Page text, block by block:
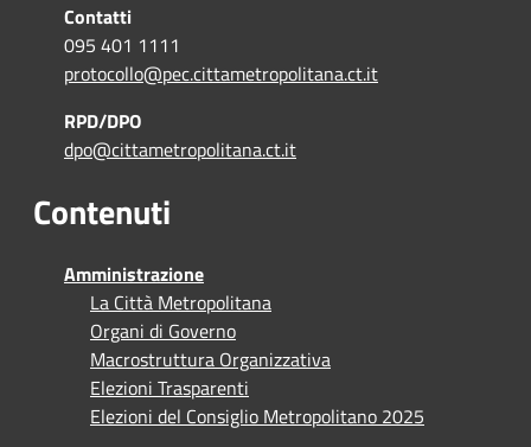
Contatti
095 401 1111
protocollo@pec.cittametropolitana.ct.it
RPD/DPO
dpo@cittametropolitana.ct.it
Contenuti
Amministrazione
La Città Metropolitana
Organi di Governo
Macrostruttura Organizzativa
Elezioni Trasparenti
Elezioni del Consiglio Metropolitano 2025